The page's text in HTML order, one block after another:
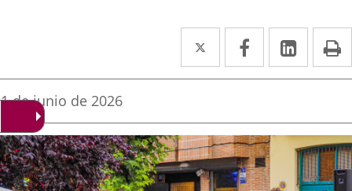
Twitter
Enlace
a
aplicación
externa.
Facebook
Enlace
a
aplicación
externa.
Enlace
a
Fecha
la
noticia
1 de junio de 2026